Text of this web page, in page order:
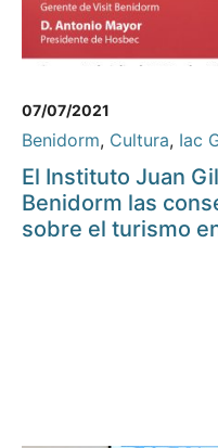
07/07/2021
Benidorm, Cultura, Iac
El Instituto Juan
Benidorm las
sobre el turismo